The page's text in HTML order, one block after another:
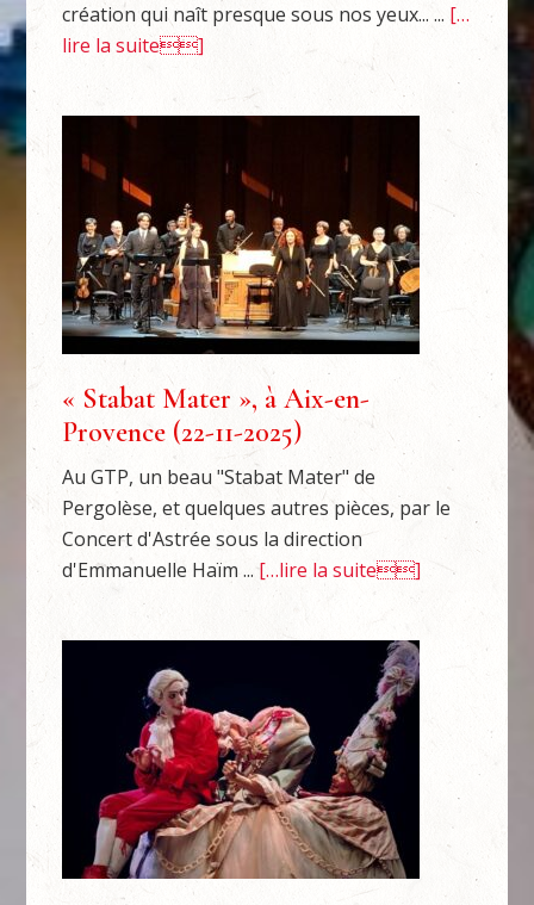
création qui naît presque sous nos yeux... ... […
lire la suite]
« Stabat Mater », à Aix-en-
Provence (22-11-2025)
Au GTP, un beau "Stabat Mater" de
Pergolèse, et quelques autres pièces, par le
Concert d'Astrée sous la direction
d'Emmanuelle Haïm ...[…lire la suite]